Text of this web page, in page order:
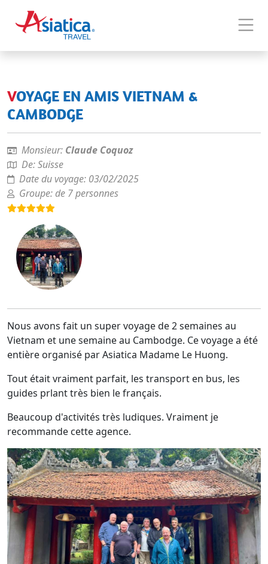
VOYAGE EN AMIS VIETNAM &
CAMBODGE
Monsieur: Claude Coquoz
De:Suisse
Date du voyage: 03/02/2025
Groupe:de 7 personnes
Nous avons fait un super voyage de 2 semaines au
Vietnam et une semaine au Cambodge. Ce voyage a été
entière organisé par Asiatica Madame Le Huong.
Tout était vraiment parfait, les transport en bus, les
guides prlant très bien le français.
Beaucoup d'activités très ludiques. Vraiment je
recommande cette agence.